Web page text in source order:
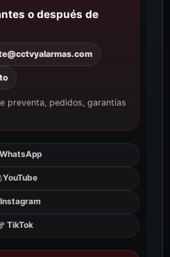
o después de
preventa, pedidos, garantías
WhatsApp
YouTube
Instagram
TikTok